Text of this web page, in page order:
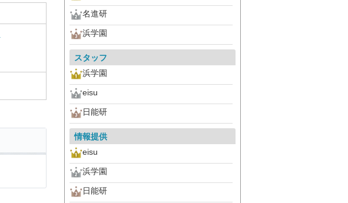
名進研
浜学園
スタッフ
浜学園
eisu
日能研
情報提供
eisu
浜学園
日能研